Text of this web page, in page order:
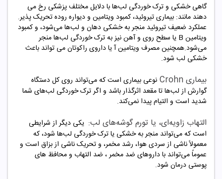
گاهی خشکی و ترک خوردگی لب‌ها با دلایل مختلف پزشکی رخ می
دهند مانند: بیماری تیروئید، کمبود ویتامین و دیواره روده تحریک پذیر.
عملکرد ضعیف تیروئید منجر به خشکی دهان و لب‌ها می‌شود، و کمبود
ویتامین B یا سطح روی و آهن نیز به ترک خوردگی لب‌ها منجر
می‌شود.همچنین مصرف ویتامین آ یا داروی راکوتان می تواند باعث
خشکی لب شود.
بیماری Crohn
نوعی بیماری است که می‌تواند روی کل دستگاه
گوارش از لب‌ها تا مقعد اثرگذار باشد و اگر ترک خوردگی لب‌های شما
شدید است و التیام پیدا نمی‌کند.
التهاب زاویه‌ای، یا تورم گوشه‌های لب: یکی دیگر از شرایطی
است که می‌تواند منجر به خشکی یا ترک خوردگی لب‌ها شود، که
معمولاً ناشی از سردی هوا، رشد مخمر، و تحریک ناشی از بزاق است و
عموماً می‌تواند با داروهای ضد مخمر ، ضد التهاب و محافظ های
پوستی درمان شود.